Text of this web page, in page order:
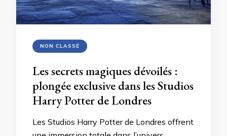
NON CLASSÉ
Les secrets magiques dévoilés :
plongée exclusive dans les Studios
Harry Potter de Londres
Les Studios Harry Potter de Londres offrent